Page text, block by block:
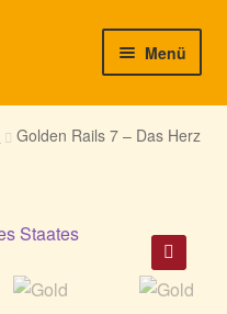
Menü
Golden Rails 7 – Das Herz
🔍